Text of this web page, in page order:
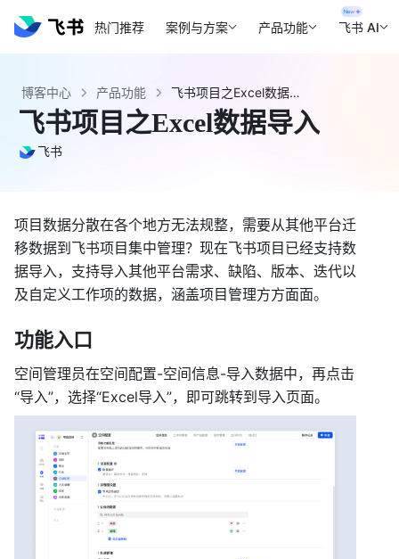
热门推荐 案例与方案 产品功能 飞书 AI
博客中心 产品功能 飞书项目之Excel数据导入 - 飞书官网
飞书项目之Excel数据导入
飞书
项目数据分散在各个地方无法规整，需要从其他平台迁
移数据到飞书项目集中管理？现在飞书项目已经支持数
据导入，支持导入其他平台需求、缺陷、版本、迭代以
及自定义工作项的数据，涵盖项目管理方方面面。
功能入口
空间管理员在空间配置-空间信息-导入数据中，再点击
“导入”，选择“Excel导入”，即可跳转到导入页面。